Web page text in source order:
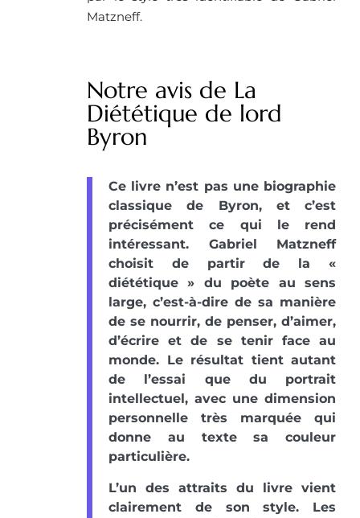
Matzneff.
Notre avis de La
Diététique de lord
Byron
Ce livre n’est pas une biographie
classique de Byron, et c’est
précisément ce qui le rend
intéressant. Gabriel Matzneff
choisit de partir de la «
diététique » du poète au sens
large, c’est-à-dire de sa manière
de se nourrir, de penser, d’aimer,
d’écrire et de se tenir face au
monde. Le résultat tient autant
de l’essai que du portrait
intellectuel, avec une dimension
personnelle très marquée qui
donne au texte sa couleur
particulière.
L’un des attraits du livre vient
clairement de son style. Les